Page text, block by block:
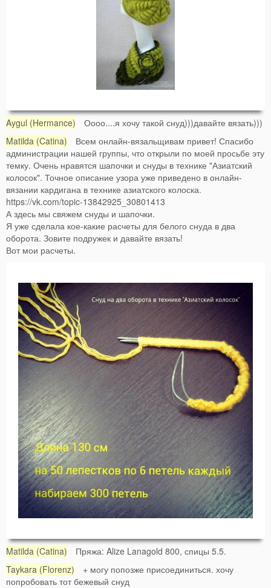
Aygul (Hermance) Оооо....я хочу такой снуд)))давайте вязать)))
Matilda (Catina) Всем онлайн-вязальщивам привет! Спасибо
администрации нашей группы, что открыли по моей просьбе эту
темку. Очень нравятся шапочки и снуды в технике "Азиатский
колосок". Точное описание узора уже приведено в онлайн-
вязании кардигана в технике азиатского колоска.
https://vk.com/topic-13842925_30801413
А здесь мы свяжем снуды и шапочки.
Я уже сделала кое-какие расчеты для белого снуда в два
оборота. Зовите подружек и давайте вязать!
Вот мои расчеты.
Matilda (Catina) Пряжа: Alize Lanagold 800, спицы 5.5.
Taykara (Florenz) + могу попозже присоединиться. хочу
попробовать тот бежевый снуд